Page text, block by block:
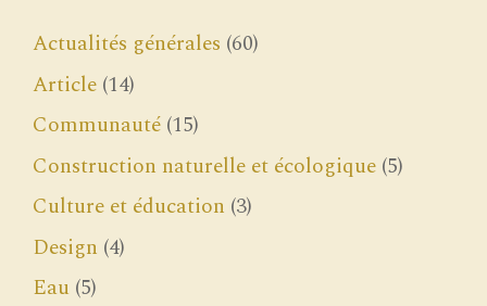
Actualités générales (60)
Article (14)
Communauté (15)
Construction naturelle et écologique (5)
Culture et éducation (3)
Design (4)
Eau (5)